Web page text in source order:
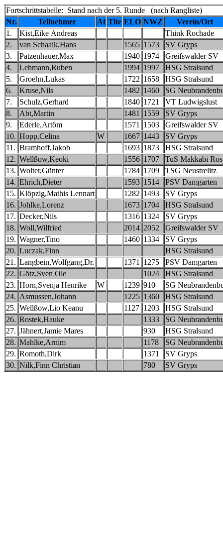
Fortschrittstabelle: Stand nach der 5. Runde (nach Rangliste)
Nr.
Teilnehmer At Tite ELO NWZ
Verein/Ort
1.
Kist,Eike Andreas
Think Rochade
2.
van Schaaik,Hans 1565 1573
SV Gryps
3.
Patzenhauer,Max 1940 1974
Greifswalder SV
4.
Lehmann,Ruben 1994 1997
HSG Stralsund
5.
Groehn,Lukas 1722 1658
HSG Stralsund
6.
Kruse,Nils 1482 1460
SG
7.
Schulz,Gerhard 1840 1721
VT Ludwigslust
8.
Abt,Martin 1481 1559
SV Gryps
9.
Ederle,Artöm 1571 1503
Greifswalder SV
10. Hopp,Celina W 1667 1443
SV Gryps
11. Bramhoff,Jakob 1693 1873
HSG Stralsund
12. Wellßow,Keoki 1556 1707
TuS Makkabi Ros
13. Wolter,Günter 1784 1709
TSG Neustrelitz
14. Ehrich,Dieter 1593 1514
PSV Damgarten
15. Klöpzig,Mathis Lennart 1282 1493
SV Gryps
16. Johlke,Lorenz 1673 1704
HSG Stralsund
17. Decker,Nils 1316 1324
SV Gryps
18. Woll,Wilfried 2014 2052
Greifswalder SV
19. Wagner,Tino 1460 1334
SV Gryps
20. Luczak,Finn
HSG Stralsund
21. Langbein,Wolfgang,Dr. 1371 1275
PSV Damgarten
22. Götz,Sven Ole 1024
HSG Stralsund
23. Horn,Svenja Henrike W 1239 910
SG
24. Asmussen,Johann 1225 1360
HSG Stralsund
25. Wellßow,Lio Keanu 1127 1203
HSG Stralsund
26. Rostek,Hauke 1333
SG
27. Jähnert,Jamie Mares 930
HSG Stralsund
28. Mahlke,Arnim 1178
SG
29. Romoth,Dirk 1371
SV Gryps
30. Nilk,Finn Christian 780 SV Gryps